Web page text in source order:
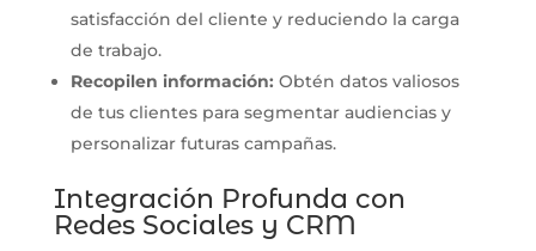
satisfacción del cliente y reduciendo la carga
de trabajo.
Recopilen información: Obtén datos valiosos
de tus clientes para segmentar audiencias y
personalizar futuras campañas.
Integración Profunda con
Redes Sociales y CRM